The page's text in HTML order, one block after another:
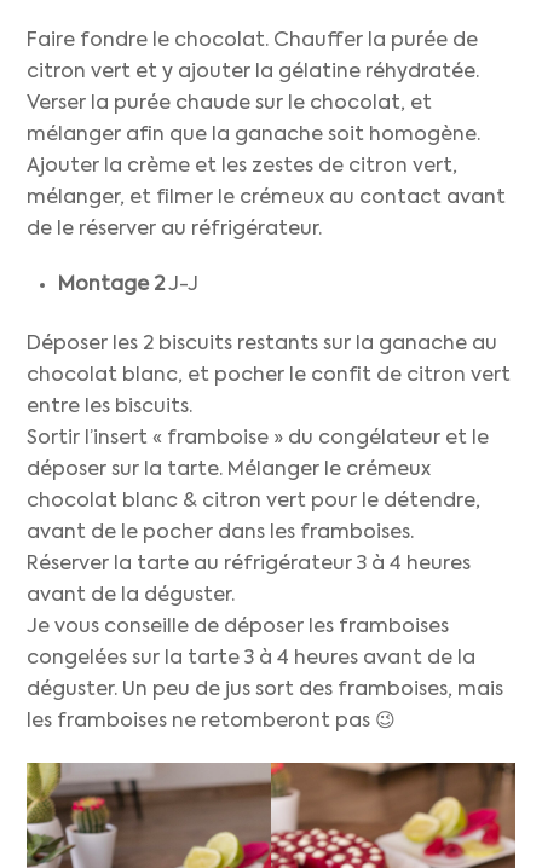
Faire fondre le chocolat. Chauffer la purée de
citron vert et y ajouter la gélatine réhydratée.
Verser la purée chaude sur le chocolat, et
mélanger afin que la ganache soit homogène.
Ajouter la crème et les zestes de citron vert,
mélanger, et filmer le crémeux au contact avant
de le réserver au réfrigérateur.
Montage 2J-J
Déposer les 2 biscuits restants sur la ganache au
chocolat blanc, et pocher le confit de citron vert
entre les biscuits.
Sortir l’insert « framboise » du congélateur et le
déposer sur la tarte. Mélanger le crémeux
chocolat blanc & citron vert pour le détendre,
avant de le pocher dans les framboises.
Réserver la tarte au réfrigérateur 3 à 4 heures
avant de la déguster.
Je vous conseille de déposer les framboises
congelées sur la tarte 3 à 4 heures avant de la
déguster. Un peu de jus sort des framboises, mais
les framboises ne retomberont pas 😉